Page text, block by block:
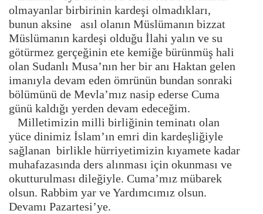
olmayanlar birbirinin kardeşi olmadıkları,
bunun aksine asıl olanın Müslümanın bizzat
Müslümanın kardeşi olduğu İlahi yalın ve su
götürmez gerçeğinin ete kemiğe bürünmüş hali
olan Sudanlı Musa’nın her bir anı Haktan gelen
imanıyla devam eden ömrünün bundan sonraki
bölümünü de Mevla’mız nasip ederse Cuma
günü kaldığı yerden devam edeceğim.
Milletimizin milli birliğinin teminatı olan
yüce dinimiz İslam’ın emri din kardeşliğiyle
sağlanan birlikle hürriyetimizin kıyamete kadar
muhafazasında ders alınması için okunması ve
okutturulması dileğiyle. Cuma’mız mübarek
olsun. Rabbim yar ve Yardımcımız olsun.
Devamı Pazartesi’ye.